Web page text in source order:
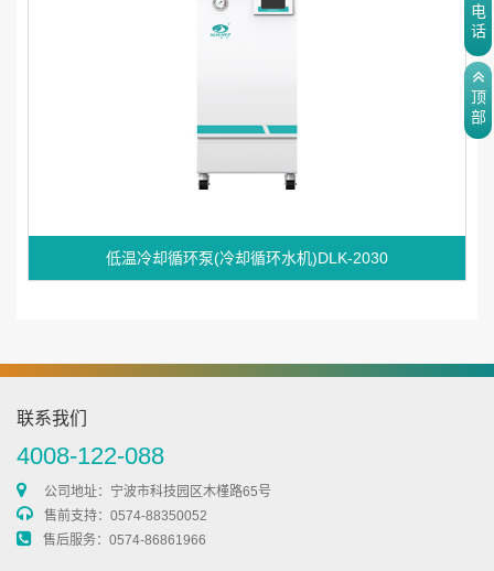
低温冷却循环泵(冷却循环水机)DLK-2030
联系我们
4008-122-088
公司地址：宁波市科技园区木槿路65号
售前支持：0574-88350052
售后服务：0574-86861966
电
话
顶
部